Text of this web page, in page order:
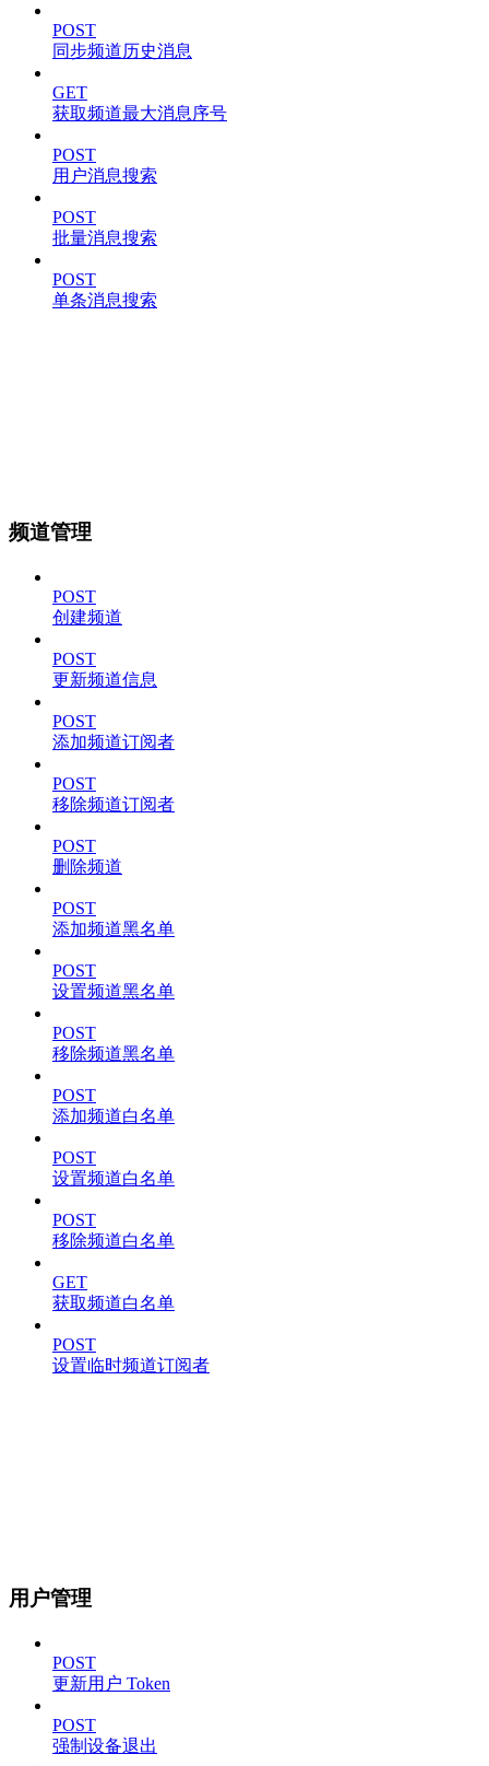
POST
同步频道历史消息
GET
获取频道最大消息序号
POST
用户消息搜索
POST
批量消息搜索
POST
单条消息搜索
频道管理
POST
创建频道
POST
更新频道信息
POST
添加频道订阅者
POST
移除频道订阅者
POST
删除频道
POST
添加频道黑名单
POST
设置频道黑名单
POST
移除频道黑名单
POST
添加频道白名单
POST
设置频道白名单
POST
移除频道白名单
GET
获取频道白名单
POST
设置临时频道订阅者
用户管理
POST
更新用户 Token
POST
强制设备退出